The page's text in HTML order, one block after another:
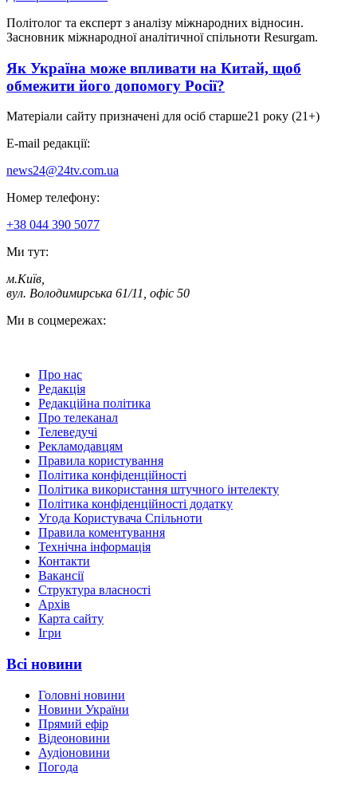
Політолог та експерт з аналізу міжнародних відносин.
Засновник міжнародної аналітичної спільноти Resurgam.
Як Україна може впливати на Китай, щоб
обмежити його допомогу Росії?
Матеріали сайту призначені для осіб старше21 року (21+)
E-mail редакції:
news24@24tv.com.ua
Номер телефону:
+38 044 390 5077
Ми тут:
м.Київ
вул. Володимирська 61/11, офіс 50
Ми в соцмережах:
Про нас
Редакція
Редакційна політика
Про телеканал
Телеведучі
Рекламодавцям
Правила користування
Політика конфіденційності
Політика використання штучного інтелекту
Політика конфіденційності додатку
Угода Користувача Спільноти
Правила коментування
Технічна інформація
Контакти
Вакансії
Структура власності
Архів
Карта сайту
Ігри
Всі новини
Головні новини
Новини України
Прямий ефір
Відеоновини
Аудіоновини
Погода